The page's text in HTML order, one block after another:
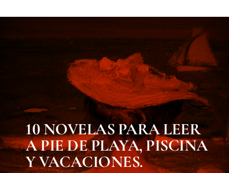
10 NOVELAS PARA LEER
A PIE DE PLAYA, PISCINA
Y VACACIONES.